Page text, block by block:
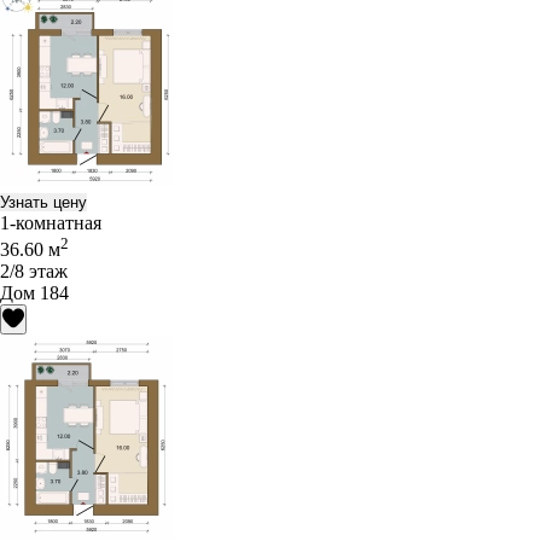
Узнать цену
1-комнатная
36.60 м2
2/8 этаж
Дом 184